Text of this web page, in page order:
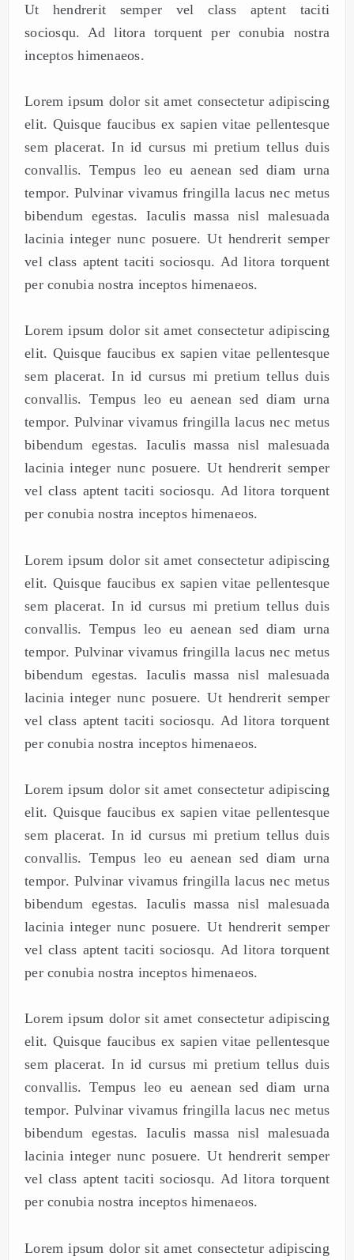
Ut hendrerit semper vel class aptent taciti
sociosqu. Ad litora torquent per conubia nostra
inceptos himenaeos.
Lorem ipsum dolor sit amet consectetur adipiscing
elit. Quisque faucibus ex sapien vitae pellentesque
sem placerat. In id cursus mi pretium tellus duis
convallis. Tempus leo eu aenean sed diam urna
tempor. Pulvinar vivamus fringilla lacus nec metus
bibendum egestas. Iaculis massa nisl malesuada
lacinia integer nunc posuere. Ut hendrerit semper
vel class aptent taciti sociosqu. Ad litora torquent
per conubia nostra inceptos himenaeos.
Lorem ipsum dolor sit amet consectetur adipiscing
elit. Quisque faucibus ex sapien vitae pellentesque
sem placerat. In id cursus mi pretium tellus duis
convallis. Tempus leo eu aenean sed diam urna
tempor. Pulvinar vivamus fringilla lacus nec metus
bibendum egestas. Iaculis massa nisl malesuada
lacinia integer nunc posuere. Ut hendrerit semper
vel class aptent taciti sociosqu. Ad litora torquent
per conubia nostra inceptos himenaeos.
Lorem ipsum dolor sit amet consectetur adipiscing
elit. Quisque faucibus ex sapien vitae pellentesque
sem placerat. In id cursus mi pretium tellus duis
convallis. Tempus leo eu aenean sed diam urna
tempor. Pulvinar vivamus fringilla lacus nec metus
bibendum egestas. Iaculis massa nisl malesuada
lacinia integer nunc posuere. Ut hendrerit semper
vel class aptent taciti sociosqu. Ad litora torquent
per conubia nostra inceptos himenaeos.
Lorem ipsum dolor sit amet consectetur adipiscing
elit. Quisque faucibus ex sapien vitae pellentesque
sem placerat. In id cursus mi pretium tellus duis
convallis. Tempus leo eu aenean sed diam urna
tempor. Pulvinar vivamus fringilla lacus nec metus
bibendum egestas. Iaculis massa nisl malesuada
lacinia integer nunc posuere. Ut hendrerit semper
vel class aptent taciti sociosqu. Ad litora torquent
per conubia nostra inceptos himenaeos.
Lorem ipsum dolor sit amet consectetur adipiscing
elit. Quisque faucibus ex sapien vitae pellentesque
sem placerat. In id cursus mi pretium tellus duis
convallis. Tempus leo eu aenean sed diam urna
tempor. Pulvinar vivamus fringilla lacus nec metus
bibendum egestas. Iaculis massa nisl malesuada
lacinia integer nunc posuere. Ut hendrerit semper
vel class aptent taciti sociosqu. Ad litora torquent
per conubia nostra inceptos himenaeos.
Lorem ipsum dolor sit amet consectetur adipiscing